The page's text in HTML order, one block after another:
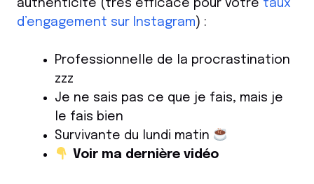
authenticité (très efficace pour votre taux
d’engagement sur Instagram) :
Professionnelle de la procrastination
zzz
Je ne sais pas ce que je fais, mais je
le fais bien
Survivante du lundi matin
Voir ma dernière vidéo